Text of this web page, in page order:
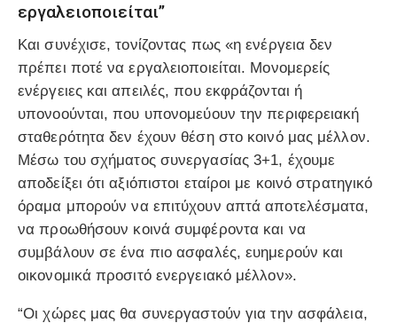
εργαλειοποιείται”
Και συνέχισε, τονίζοντας πως «η ενέργεια δεν
πρέπει ποτέ να εργαλειοποιείται. Μονομερείς
ενέργειες και απειλές, που εκφράζονται ή
υπονοούνται, που υπονομεύουν την περιφερειακή
σταθερότητα δεν έχουν θέση στο κοινό μας μέλλον.
Μέσω του σχήματος συνεργασίας 3+1, έχουμε
αποδείξει ότι αξιόπιστοι εταίροι με κοινό στρατηγικό
όραμα μπορούν να επιτύχουν απτά αποτελέσματα,
να προωθήσουν κοινά συμφέροντα και να
συμβάλουν σε ένα πιο ασφαλές, ευημερούν και
οικονομικά προσιτό ενεργειακό μέλλον».
“Οι χώρες μας θα συνεργαστούν για την ασφάλεια,